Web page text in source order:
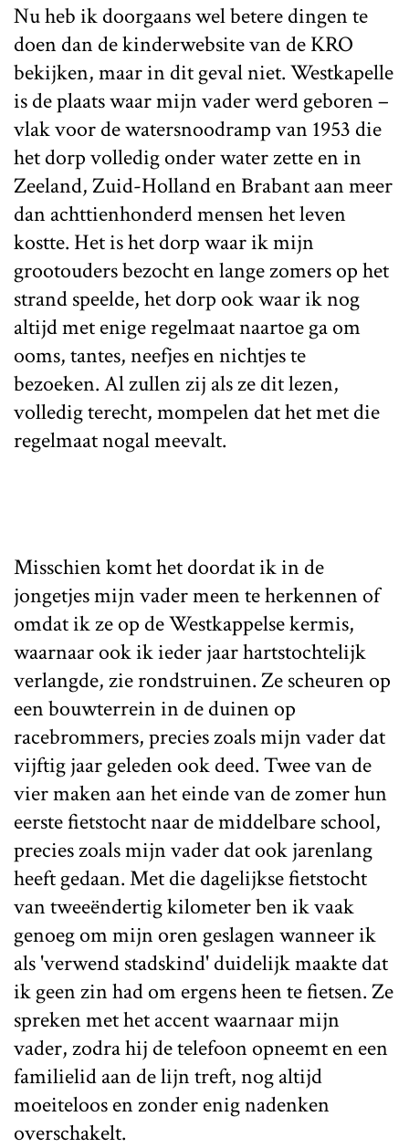
Nu heb ik doorgaans wel betere dingen te
doen dan de kinderwebsite van de KRO
bekijken, maar in dit geval niet. Westkapelle
is de plaats waar mijn vader werd geboren –
vlak voor de watersnoodramp van 1953 die
het dorp volledig onder water zette en in
Zeeland, Zuid-Holland en Brabant aan meer
dan achttienhonderd mensen het leven
kostte. Het is het dorp waar ik mijn
grootouders bezocht en lange zomers op het
strand speelde, het dorp ook waar ik nog
altijd met enige regelmaat naartoe ga om
ooms, tantes, neefjes en nichtjes te
bezoeken. Al zullen zij als ze dit lezen,
volledig terecht, mompelen dat het met die
regelmaat nogal meevalt.
Misschien komt het doordat ik in de
jongetjes mijn vader meen te herkennen of
omdat ik ze op de Westkappelse kermis,
waarnaar ook ik ieder jaar hartstochtelijk
verlangde, zie rondstruinen. Ze scheuren op
een bouwterrein in de duinen op
racebrommers, precies zoals mijn vader dat
vijftig jaar geleden ook deed. Twee van de
vier maken aan het einde van de zomer hun
eerste fietstocht naar de middelbare school,
precies zoals mijn vader dat ook jarenlang
heeft gedaan. Met die dagelijkse fietstocht
van tweeëndertig kilometer ben ik vaak
genoeg om mijn oren geslagen wanneer ik
als 'verwend stadskind' duidelijk maakte dat
ik geen zin had om ergens heen te fietsen. Ze
spreken met het accent waarnaar mijn
vader, zodra hij de telefoon opneemt en een
familielid aan de lijn treft, nog altijd
moeiteloos en zonder enig nadenken
overschakelt.